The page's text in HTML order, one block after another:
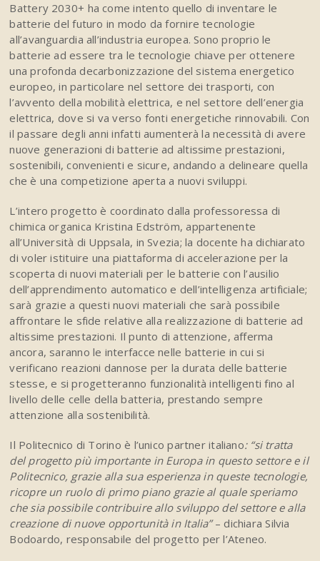
Battery 2030+ ha come intento quello di inventare le
batterie del futuro in modo da fornire tecnologie
all’avanguardia all’industria europea. Sono proprio le
batterie ad essere tra le tecnologie chiave per ottenere
una profonda decarbonizzazione del sistema energetico
europeo, in particolare nel settore dei trasporti, con
l’avvento della mobilità elettrica, e nel settore dell’energia
elettrica, dove si va verso fonti energetiche rinnovabili. Con
il passare degli anni infatti aumenterà la necessità di avere
nuove generazioni di batterie ad altissime prestazioni,
sostenibili, convenienti e sicure, andando a delineare quella
che è una competizione aperta a nuovi sviluppi.
L’intero progetto è coordinato dalla professoressa di
chimica organica Kristina Edström, appartenente
all’Università di Uppsala, in Svezia; la docente ha dichiarato
di voler istituire una piattaforma di accelerazione per la
scoperta di nuovi materiali per le batterie con l’ausilio
dell’apprendimento automatico e dell’intelligenza artificiale;
sarà grazie a questi nuovi materiali che sarà possibile
affrontare le sfide relative alla realizzazione di batterie ad
altissime prestazioni. Il punto di attenzione, afferma
ancora, saranno le interfacce nelle batterie in cui si
verificano reazioni dannose per la durata delle batterie
stesse, e si progetteranno funzionalità intelligenti fino al
livello delle celle della batteria, prestando sempre
attenzione alla sostenibilità.
Il Politecnico di Torino è l’unico partner italiano: “si tratta
del progetto più importante in Europa in questo settore e il
Politecnico, grazie alla sua esperienza in queste tecnologie,
ricopre un ruolo di primo piano grazie al quale speriamo
che sia possibile contribuire allo sviluppo del settore e alla
creazione di nuove opportunità in Italia”– dichiara Silvia
Bodoardo, responsabile del progetto per l’Ateneo.